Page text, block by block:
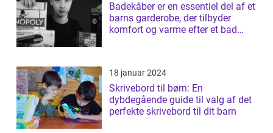
Badekåber er en essentiel del af et
barns garderobe, der tilbyder
komfort og varme efter et bad
18 januar 2024
Skrivebord til børn: En
dybdegående guide til valg af det
perfekte skrivebord til dit barn